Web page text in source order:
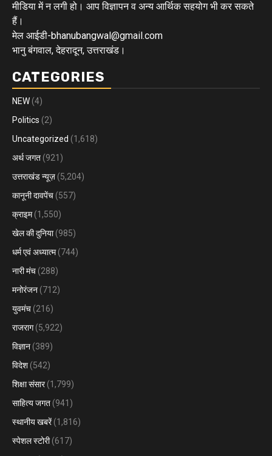
मीडिया में न लगी हो। आप विज्ञापन व अन्य आर्थिक सहयोग भी कर सकते
हैं।
मेल आईडी-bhanubangwal@gmail.com
भानु बंगवाल, देहरादून, उत्तराखंड।
CATEGORIES
NEW (4)
Politics (2)
Uncategorized (1,618)
अर्थ जगत (921)
उत्तराखंड न्यूज़ (5,204)
कानूनी दावपेंच (557)
क्राइम(1,550)
खेल की दुनिया(985)
धर्म एवं अध्यात्म(744)
नारी मंच (288)
मनोरंजन (712)
युवमंच (216)
राजराग(5,922)
विज्ञान (389)
विदेश (542)
शिक्षा संसार(1,799)
साहित्य जगत (941)
स्थानीय खबरें(1,816)
स्पेशल स्टोरी(617)